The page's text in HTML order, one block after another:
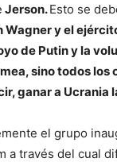
Jerson.Esto se
y el
de Putin y la
sino todos los
ganar a Ucrania
el grupo
a través del cual